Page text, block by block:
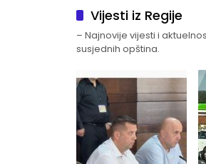
Vijesti iz Regije
– Najnovije vijesti i
susjednih opština.